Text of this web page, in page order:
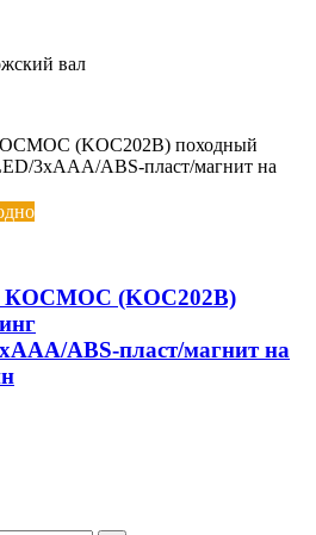
вал
КОСМОС (KOC202B)
ABS-пласт/магнит на